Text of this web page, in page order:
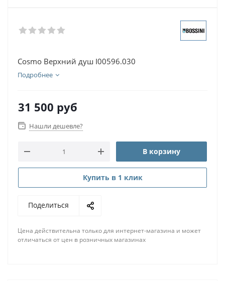
Cosmo Верхний душ I00596.030
Подробнее
31 500 руб
Нашли дешевле?
В корзину
Купить в 1 клик
Поделиться
Цена действительна только для интернет-магазина и может
отличаться от цен в розничных магазинах